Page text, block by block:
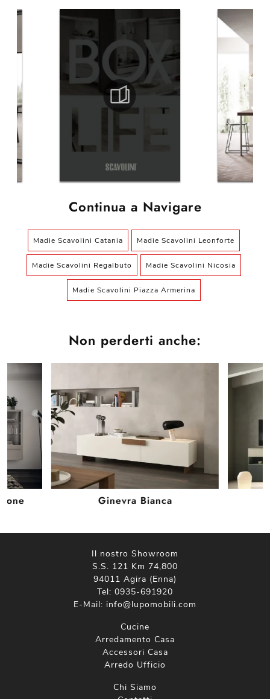
Continua a Navigare
Madie Scavolini Catania Madie Scavolini Leonforte
Madie Scavolini Regalbuto Madie Scavolini Nicosia
Madie Scavolini Piazza Armerina
Non perderti anche:
Ginevra Bianca
Il nostro Showroom
S.S. 121 Km 74,800
94011 Agira (Enna)
Tel: 0935-691920
E-Mail: info@lupomobili.com
Cucine
Arredamento Casa
Accessori Casa
Arredo Ufficio
Chi Siamo